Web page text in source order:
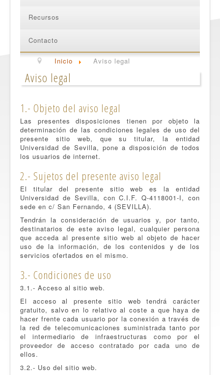
Recursos
Contacto
Inicio Aviso legal
Aviso legal
1.- Objeto del aviso legal
Las presentes disposiciones tienen por objeto la
determinación de las condiciones legales de uso del
presente sitio web, que su titular, la entidad
Universidad de Sevilla, pone a disposición de todos
los usuarios de internet.
2.- Sujetos del presente aviso legal
El titular del presente sitio web es la entidad
Universidad de Sevilla, con C.I.F.Q-4118001-I, con
sede en c/ San Fernando, 4 (SEVILLA).
Tendrán la consideración de usuarios y, por tanto,
destinatarios de este aviso legal, cualquier persona
que acceda al presente sitio web al objeto de hacer
uso de la información, de los contenidos y de los
servicios ofertados en el mismo.
3.- Condiciones de uso
3.1.- Acceso al sitio web.
El acceso al presente sitio web tendrá carácter
gratuito, salvo en lo relativo al coste a que haya de
hacer frente cada usuario por la conexión a través de
la red de telecomunicaciones suministrada tanto por
el intermediario de infraestructuras como por el
proveedor de acceso contratado por cada uno de
ellos.
3.2.- Uso del sitio web.